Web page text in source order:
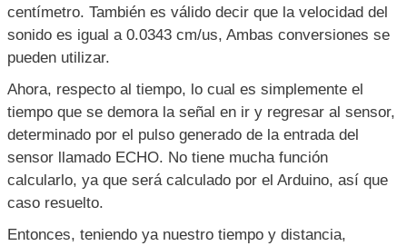
centímetro. También es válido decir que la velocidad del
sonido es igual a 0.0343 cm/us, Ambas conversiones se
pueden utilizar.
Ahora, respecto al tiempo, lo cual es simplemente el
tiempo que se demora la señal en ir y regresar al sensor,
determinado por el pulso generado de la entrada del
sensor llamado ECHO. No tiene mucha función
calcularlo, ya que será calculado por el Arduino, así que
caso resuelto.
Entonces, teniendo ya nuestro tiempo y distancia,